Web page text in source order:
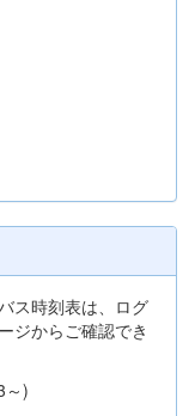
ス時刻表は、ログ
ジからご確認でき
～)